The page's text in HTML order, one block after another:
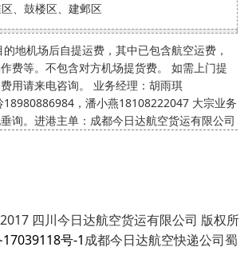
、鼓楼区、建邺区
地机场后自提运费，其中已包含航空运费，
费等。不包含对方机场提货费。 如需上门提
用请来电咨询。 业务经理：胡雨琪
，潘小燕18108222047 大宗业务
询。进港主单：成都今日达航空货运有限公司
四川今日达航空货运有限公司 版权所
号-1成都今日达航空快递公司蜀